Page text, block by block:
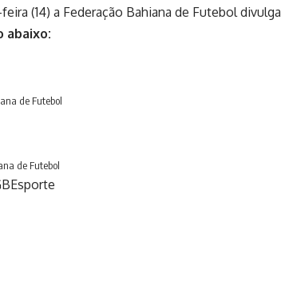
(14) a Federação Bahiana de Futebol
abaixo:
de Futebol
de Futebol